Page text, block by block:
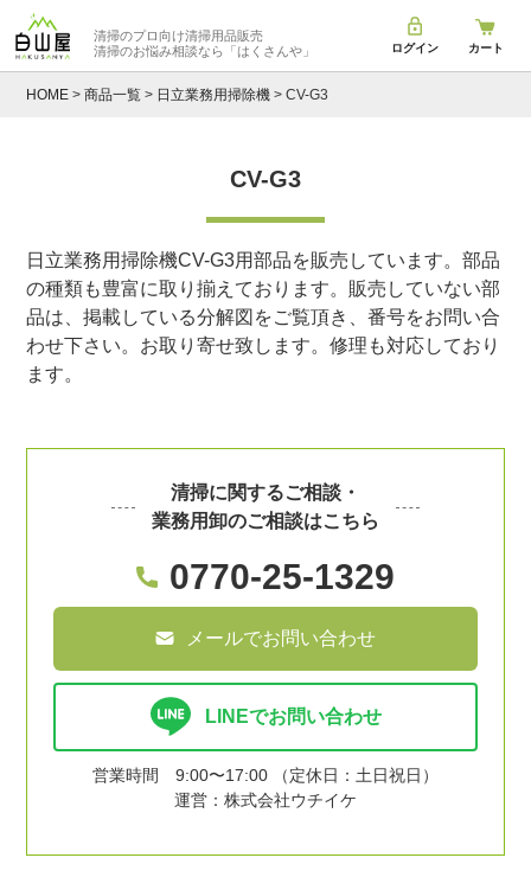
清掃のプロ向け清掃用品販売
清掃のお悩み相談なら 「はくさんや」 ログイン カート
HOME 商品一覧 日立業務用掃除機 CV-G3
CV-G3
日立業務用掃除機CV-G3用部品を販売しています。部品
の種類も豊富に取り揃えております。販売していない部
品は、掲載している分解図をご覧頂き、番号をお問い合
わせ下さい。お取り寄せ致します。修理も対応しており
ます。
清掃に関するご相談・
業務用卸のご相談はこちら
0770-25-1329
メールでお問い合わせ
LINEでお問い合わせ
営業時間 9:00〜17:00 （定休日：土日祝日）
運営：株式会社ウチイケ